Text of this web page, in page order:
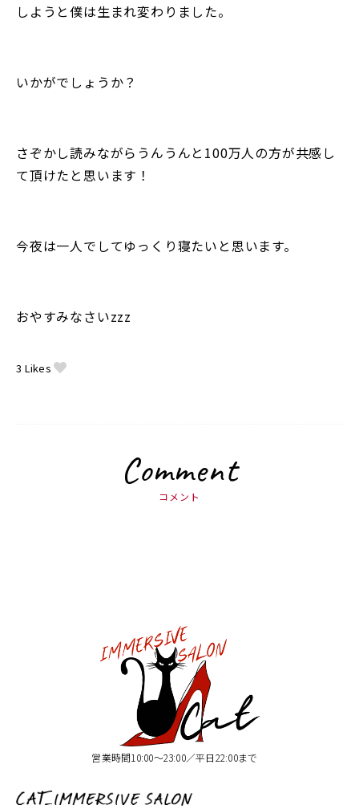
しようと僕は生まれ変わりました。
いかがでしょうか？
さぞかし読みながらうんうんと100万人の方が共感し
て頂けたと思います！
今夜は一人でしてゆっくり寝たいと思います。
おやすみなさいzzz
3 Likes
Comment
コメント
営業時間10:00〜23:00／平日22:00まで